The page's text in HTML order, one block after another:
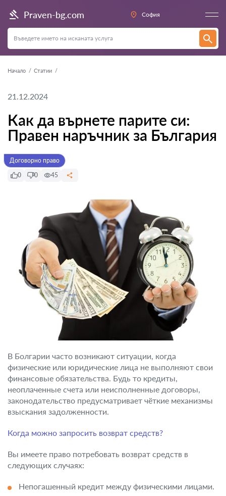
Praven-bg.com София
Начало Статии
21.12.2024
Как да върнете парите си:
Правен наръчник за България
Договорно право
0
0 45
В Болгарии часто возникают ситуации, когда
физические или юридические лица не выполняют свои
финансовые обязательства. Будь то кредиты,
неоплаченные счета или неисполненные договоры,
законодательство предусматривает чёткие механизмы
взыскания задолженности.
Когда можно запросить возврат средств?
Вы имеете право потребовать возврат средств в
следующих случаях:
Непогашенный кредит между физическими лицами.